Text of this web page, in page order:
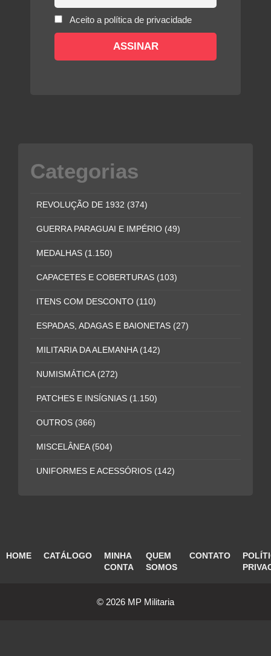
Aceito a política de privacidade
Categorias
REVOLUÇÃO DE 1932 (374)
GUERRA PARAGUAI E IMPÉRIO (49)
MEDALHAS (1.150)
CAPACETES E COBERTURAS (103)
ITENS COM DESCONTO (110)
ESPADAS, ADAGAS E BAIONETAS (27)
MILITARIA DA ALEMANHA (142)
NUMISMÁTICA (272)
PATCHES E INSÍGNIAS (1.150)
OUTROS (366)
MISCELÂNEA (504)
UNIFORMES E ACESSÓRIOS (142)
HOME CATÁLOGO
MINHA
CONTA
QUEM
SOMOS
CONTATO
© 2026 MP Militaria